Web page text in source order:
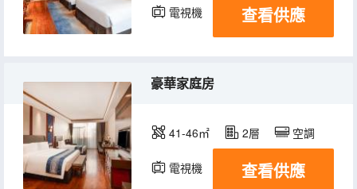
電視機 查看供應
豪華家庭房
41-46㎡ 2層 空調
電視機 查看供應